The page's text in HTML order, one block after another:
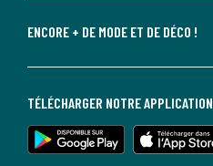
ENCORE + DE MODE ET DE DÉCO !
TÉLÉCHARGER NOTRE APPLICATION